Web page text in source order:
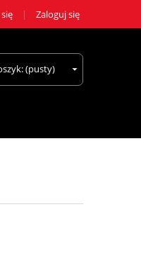
Zaloguj się
(pusty)